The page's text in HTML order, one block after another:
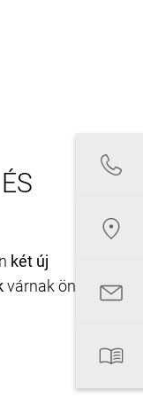
két új
várnak önre.